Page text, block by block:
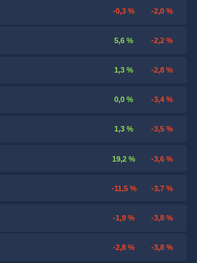
-0,3 % -2,0 %
5,6 % -2,2 %
1,3 % -2,8 %
0,0 % -3,4 %
1,3 % -3,5 %
19,2 % -3,6 %
-11,5 % -3,7 %
-1,9 % -3,8 %
-2,8 % -3,8 %